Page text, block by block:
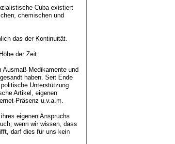
Cuba existiert
chemischen und
das der Kontinuität.
der Zeit.
Ausmaß Medikamente und
haben. Seit Ende
Unterstützung
Artikel, eigenen
Präsenz u.v.a.m.
eigenen Anspruchs
wenn wir wissen, dass
darf dies für uns kein